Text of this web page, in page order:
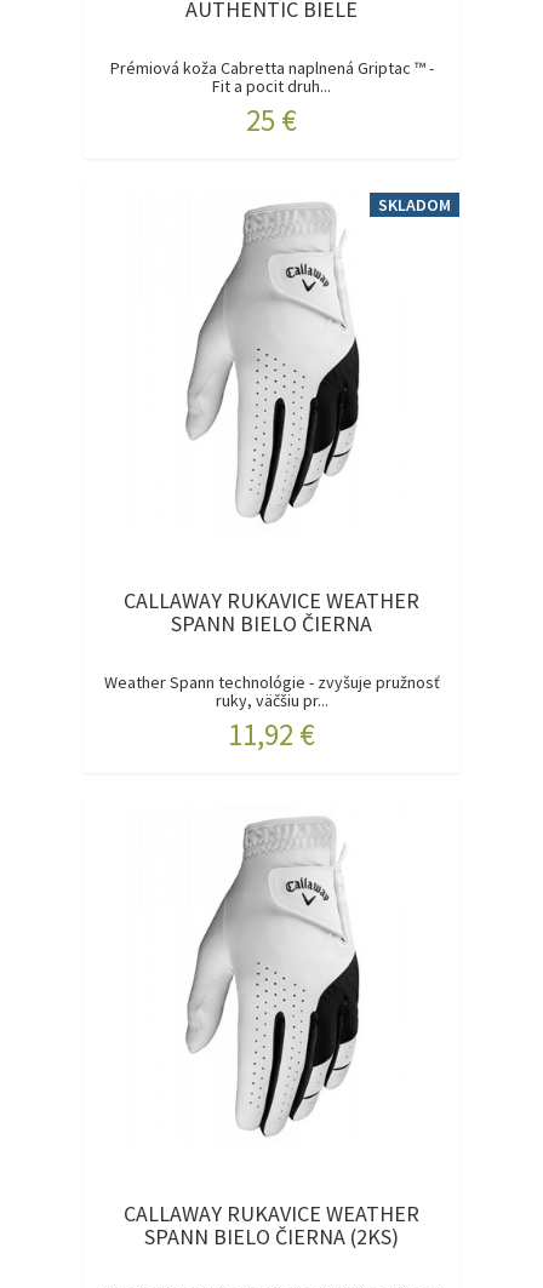
AUTHENTIC BIELE
Prémiová koža Cabretta naplnená Griptac ™ -
Fit a pocit druh...
25 €
SKLADOM
CALLAWAY RUKAVICE WEATHER
SPANN BIELO ČIERNA
Weather Spann technológie - zvyšuje pružnosť
ruky, väčšiu pr...
11,92 €
CALLAWAY RUKAVICE WEATHER
SPANN BIELO ČIERNA (2KS)